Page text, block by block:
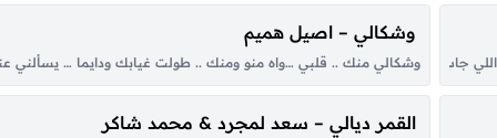
جاب من اليمن عرش بلقيس لو ما لفا بالعلم هدهد سليمان ترى الزعل
وشكالي – اصيل هميم
وشكالي منك .. قلبي …واه منو ومنك .. طولت غيابك ودايما …
القمر ديالي – سعد لمجرد & محمد شاكر